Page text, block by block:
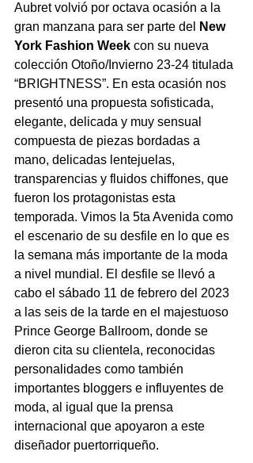
Aubret volvió por octava ocasión a la
gran manzana para ser parte del
New
York Fashion Week con su nueva
colección Otoño/Invierno 23-24 titulada
“BRIGHTNESS”. En esta ocasión nos
presentó una propuesta sofisticada,
elegante, delicada y muy sensual
compuesta de piezas bordadas a
mano, delicadas lentejuelas,
transparencias y fluidos chiffones, que
fueron los protagonistas esta
temporada. Vimos la 5ta Avenida como
el escenario de su desfile en lo que es
la semana más importante de la moda
a nivel mundial. El desfile se llevó a
cabo el sábado 11 de febrero del 2023
a las seis de la tarde en el majestuoso
Prince George Ballroom, donde se
dieron cita su clientela, reconocidas
personalidades como también
importantes bloggers e influyentes de
moda, al igual que la prensa
internacional que apoyaron a este
diseñador puertorriqueño.